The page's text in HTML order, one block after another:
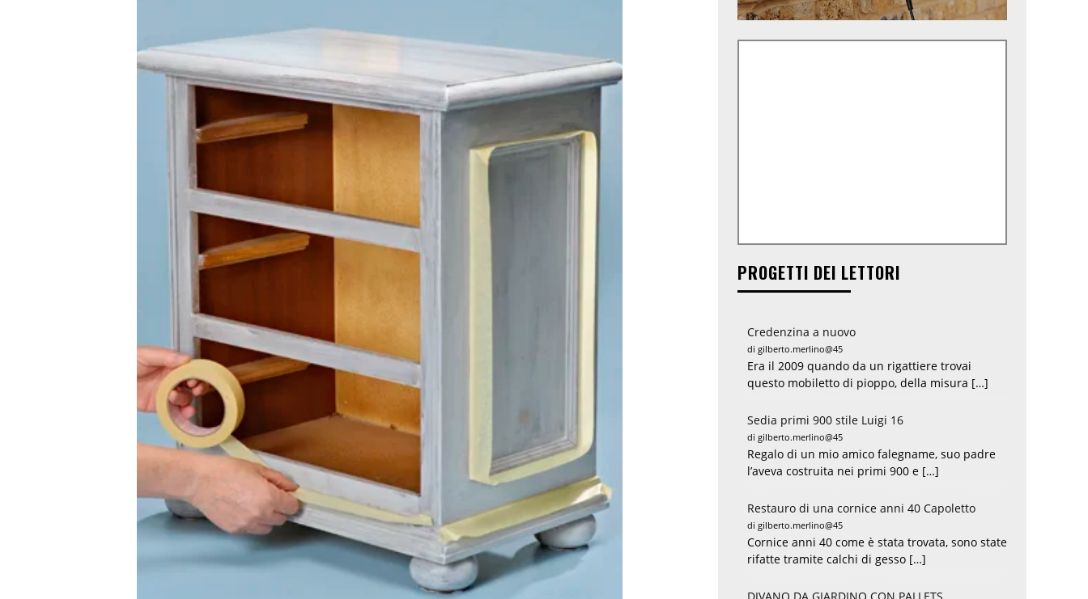
PROGETTI DEI LETTORI
Credenzina a nuovo
di gilberto.merlino@45
Era il 2009 quando da un rigattiere trovai
questo mobiletto di pioppo, della misura […]
Sedia primi 900 stile Luigi 16
di gilberto.merlino@45
Regalo di un mio amico falegname, suo padre
l’aveva costruita nei primi 900 e […]
Restauro di una cornice anni 40 Capoletto
di gilberto.merlino@45
Cornice anni 40 come è stata trovata, sono state
rifatte tramite calchi di gesso […]